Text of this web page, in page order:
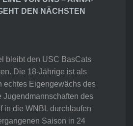
DEN NÄCHSTEN
bleibt den USC BasCats
Die 18-Jährige ist als
echtes Eigengewächs des
Jugendmannschaften des
in die WNBL durchlaufen
Saison in 24